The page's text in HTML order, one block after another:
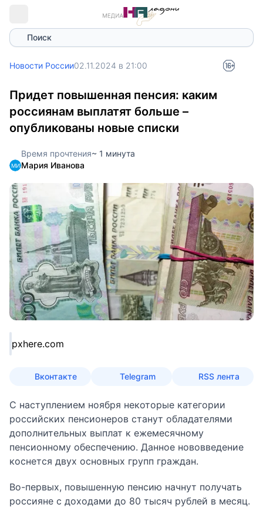
Поиск
Новости России02.11.2024 в 21:00
Придет повышенная пенсия: каким
россиянам выплатят больше –
опубликованы новые списки
Время прочтения~ 1 минута
Мария Иванова
pxhere.com
Вконтакте Telegram RSS лента
С наступлением ноября некоторые категории
российских пенсионеров станут обладателями
дополнительных выплат к ежемесячному
пенсионному обеспечению. Данное нововведение
коснется двух основных групп граждан.
Во-первых, повышенную пенсию начнут получать
россияне с доходами до 80 тысяч рублей в месяц.